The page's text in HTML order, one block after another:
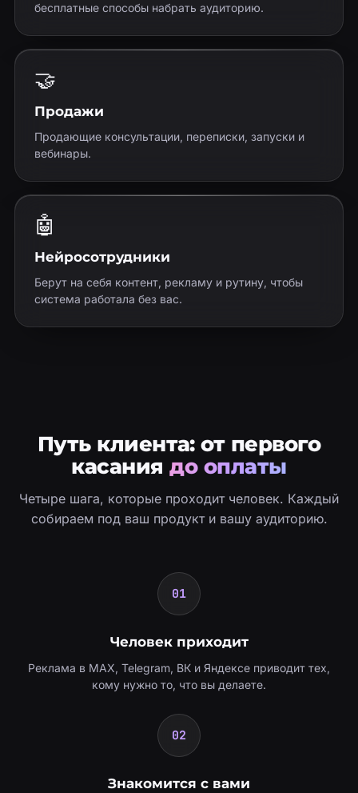
бесплатные способы набрать аудиторию.
🤝
Продажи
Продающие консультации, переписки, запуски и
вебинары.
🤖
Нейросотрудники
Берут на себя контент, рекламу и рутину, чтобы
система работала без вас.
Путь клиента: от первого
касаниядо оплаты
Четыре шага, которые проходит человек. Каждый
собираем под ваш продукт и вашу аудиторию.
01
Человек приходит
Реклама в MAX, Telegram, ВК и Яндексе приводит тех,
кому нужно то, что вы делаете.
02
Знакомится с вами